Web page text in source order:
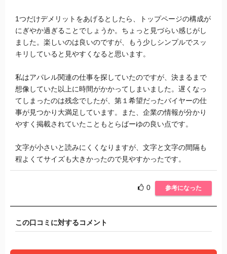
1つだけデメリットをあげるとしたら、トップページの構成が
にぎやか過ぎることでしょうか。ちょっと見づらい感じがし
ました。楽しいのは良いのですが、もう少しシンプルでスッ
キリしていると見やすくなると思います。
私はアパレル関連の仕事を探していたのですが、決まるまで
想像していた以上に時間がかかってしまいました。遅くなっ
てしまったのは残念でしたが、第１希望だったバイヤーの仕
事が見つかり大満足しています。また、企業の情報が分かり
やすく掲載されていたこともとらばーゆの良い点です。
文字が小さいと読みにくくなりますが、文字と文字の間隔も
程よくてサイズも大きかったので見やすかったです。
0 参考になった
この口コミに対するコメント